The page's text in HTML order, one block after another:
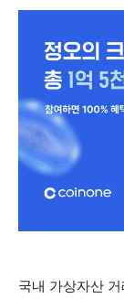
국내 가상자산